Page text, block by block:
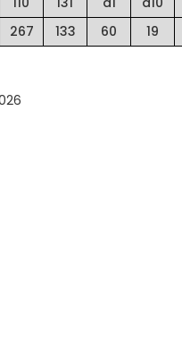
267 133 60
19